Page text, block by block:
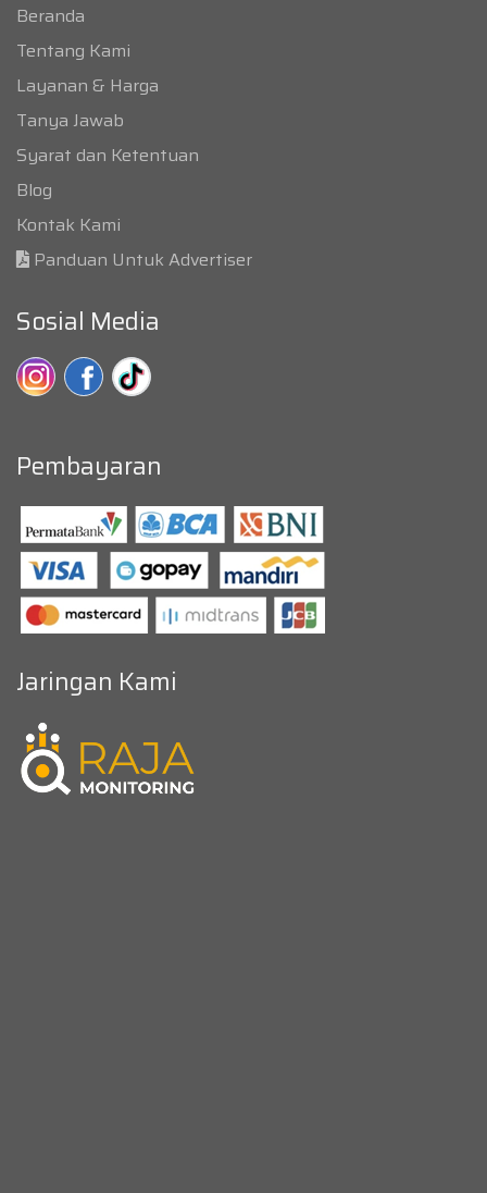
Beranda
Tentang Kami
Layanan & Harga
Tanya Jawab
Syarat dan Ketentuan
Blog
Kontak Kami
Panduan Untuk Advertiser
Sosial Media
Pembayaran
Jaringan Kami